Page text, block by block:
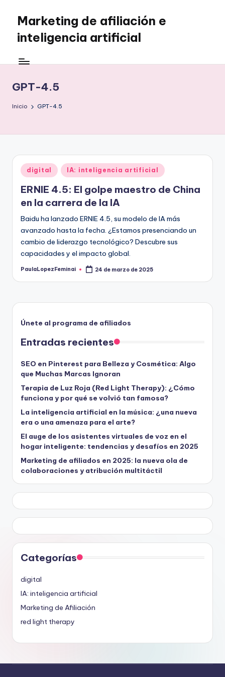
Saltar
contenido
Marketing de afiliación e
inteligencia artificial
GPT-4.5
Inicio GPT-4.5
Publicado
en
digital IA: inteligencia artificial
ERNIE 4.5: El golpe maestro de China
en la carrera de la IA
Baidu ha lanzado ERNIE 4.5, su modelo de IA más
avanzado hasta la fecha. ¿Estamos presenciando un
cambio de liderazgo tecnológico? Descubre sus
capacidades y el impacto global.
Publicado
PaulaLopezFeminai 24 de marzo de 2025
Únete al programa de afiliados
Entradas recientes
SEO en Pinterest para Belleza y Cosmética: Algo
que Muchas Marcas Ignoran
Terapia de Luz Roja (Red Light Therapy): ¿Cómo
funciona y por qué se volvió tan famosa?
La inteligencia artificial en la música: ¿una nueva
era o una amenaza para el arte?
El auge de los asistentes virtuales de voz en el
hogar inteligente: tendencias y desafíos en 2025
Marketing de afiliados en 2025: la nueva ola de
colaboraciones y atribución multitáctil
Categorías
digital
IA: inteligencia artificial
Marketing de Afiliación
red light therapy